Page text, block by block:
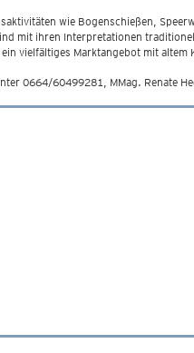
wie Bogenschießen,
mit ihren Interpretationen
vielfältiges Marktangebot mit
0664/60499281, MMag. Renate